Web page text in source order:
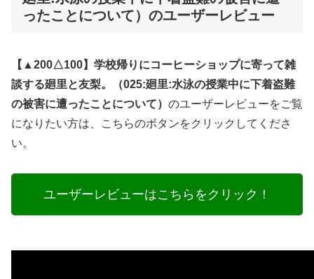
ったことについて）のユーザーレビュー
【▲200△100】学校帰りにコーヒーショップに寄って雑
談する廻里と友梨。（025:廻里:水泳の授業中に下着盗難
の被害に遭ったことについて） のユーザーレビューをご覧
になりたい方は、こちらのボタンをクリックしてくださ
い。
ユーザーレビューはこちらをクリック！